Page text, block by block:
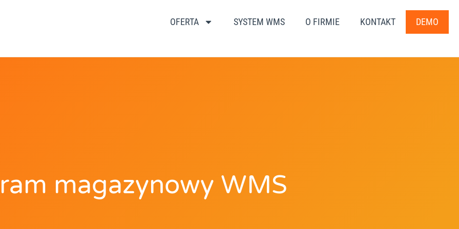
OFERTA SYSTEM WMS O FIRMIE KONTAKT DEMO
magazynowy WMS